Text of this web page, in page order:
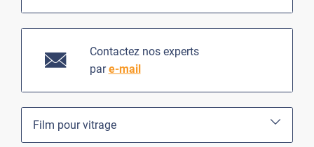
Contactez nos experts
pare-mail
Film pour vitrage